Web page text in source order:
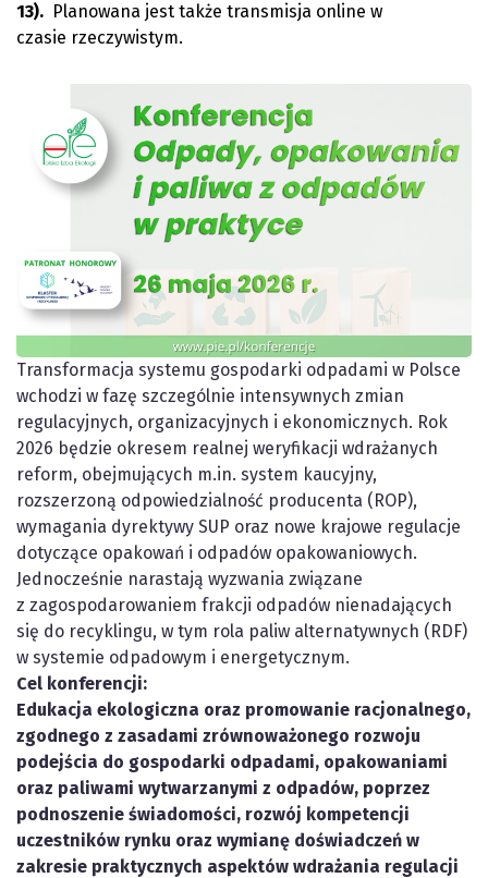
13). Planowana jest także transmisja online w
czasie rzeczywistym.
Transformacja systemu gospodarki odpadami w Polsce
wchodzi w fazę szczególnie intensywnych zmian
regulacyjnych, organizacyjnych i ekonomicznych. Rok
2026 będzie okresem realnej weryfikacji wdrażanych
reform, obejmujących m.in. system kaucyjny,
rozszerzoną odpowiedzialność producenta (ROP),
wymagania dyrektywy SUP oraz nowe krajowe regulacje
dotyczące opakowań i odpadów opakowaniowych.
Jednocześnie narastają wyzwania związane
z zagospodarowaniem frakcji odpadów nienadających
się do recyklingu, w tym rola paliw alternatywnych (RDF)
w systemie odpadowym i energetycznym.
Cel konferencji:
Edukacja ekologiczna oraz promowanie racjonalnego,
zgodnego z zasadami zrównoważonego rozwoju
podejścia do gospodarki odpadami, opakowaniami
oraz paliwami wytwarzanymi z odpadów, poprzez
podnoszenie świadomości, rozwój kompetencji
uczestników rynku oraz wymianę doświadczeń w
zakresie praktycznych aspektów wdrażania regulacji